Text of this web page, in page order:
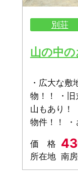
別荘
山の中の
・広大な敷
物！！ ・旧
山もあり！
物件！！ ・
価 格
所在地 南